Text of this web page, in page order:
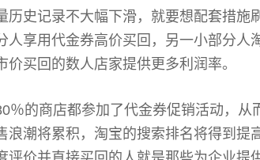
历史记录不大幅下滑，就要想配套措施
人享用代金券高价买回，另一小部分人
价买回的数人店家提供更多利润率。
％的商店都参加了代金券促销活动，从
浪潮将累积，淘宝的搜索排名将得到提